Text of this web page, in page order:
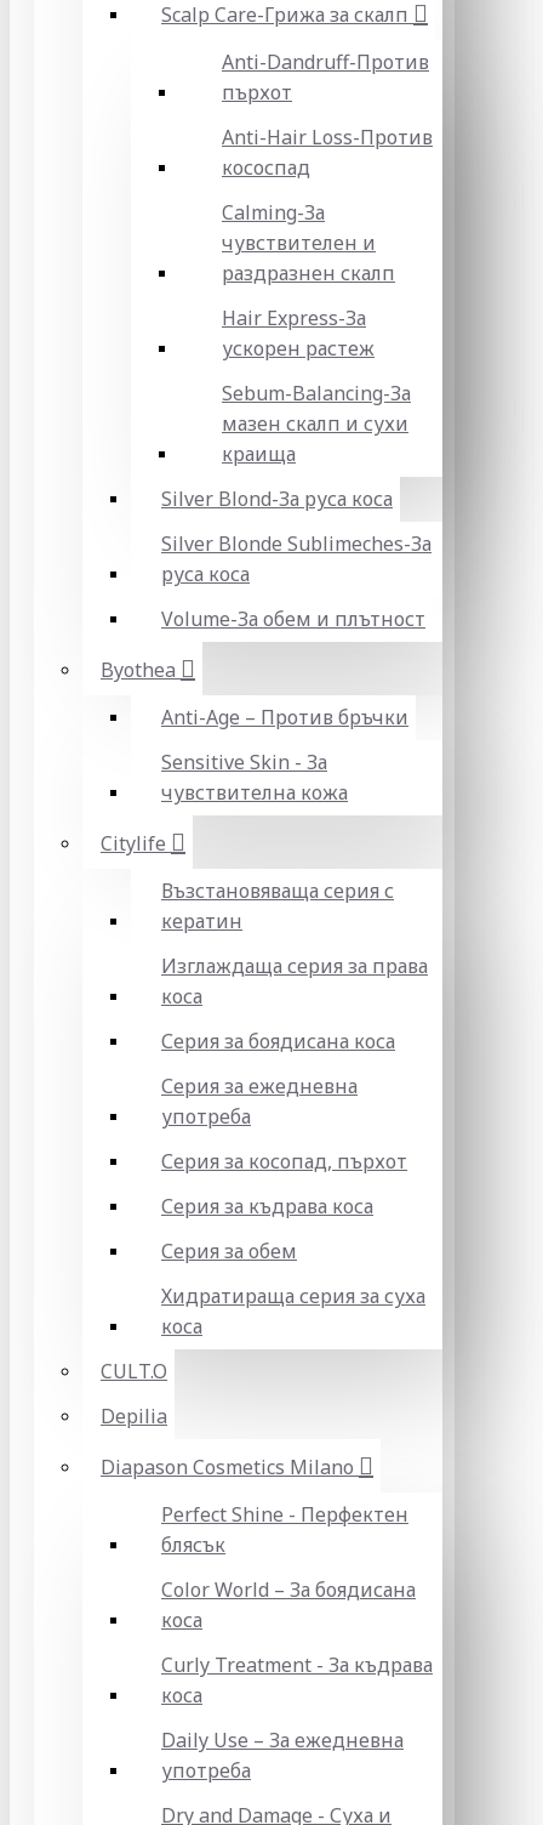
Scalp Care-Грижа за скалп
Anti-Dandruff-Против
пърхот
Anti-Hair Loss-Против
кососпад
Calming-За
чувствителен и
раздразнен скалп
Hair Express-За
ускорен растеж
Sebum-Balancing-За
мазен скалп и сухи
краища
Silver Blond-За руса коса
Silver Blonde Sublіmeches-За
руса коса
Volume-За обем и плътност
Byothea
Anti-Age – Против бръчки
Sensitive Skin - За
чувствителна кожа
Citylife
Възстановяваща серия с
кератин
Изглаждаща серия за права
коса
Серия за боядисана коса
Серия за ежедневна
употреба
Серия за косопад, пърхот
Серия за къдрава коса
Серия за обем
Хидратираща серия за суха
коса
CULT.O
Depilia
Diapason Cosmetics Milano
Perfect Shine - Перфектен
блясък
Color World – За боядисана
коса
Curly Treatment - За къдрава
коса
Daily Use – За ежедневна
употреба
Dry and Damage - Суха и